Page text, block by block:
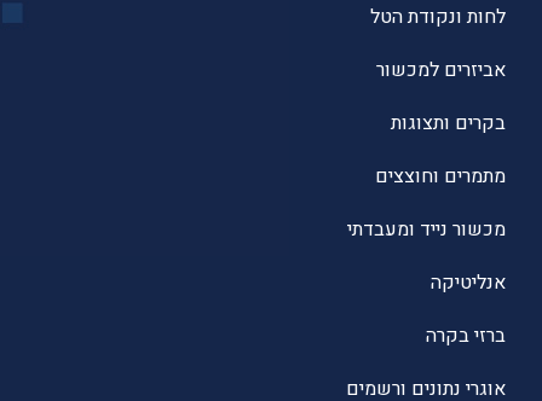
לחות ונקודת הטל
אביזרים למכשור
בקרים ותצוגות
מתמרים וחוצצים
מכשור נייד ומעבדתי
אנליטיקה
ברזי בקרה
אוגרי נתונים ורשמים